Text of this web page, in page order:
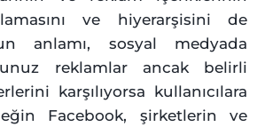
ve hiyerarşisini de
anlamı, sosyal medyada
reklamlar ancak belirli
karşılıyorsa kullanıcılara
Facebook, şirketlerin ve